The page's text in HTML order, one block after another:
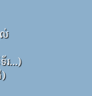
ល់
...)
)